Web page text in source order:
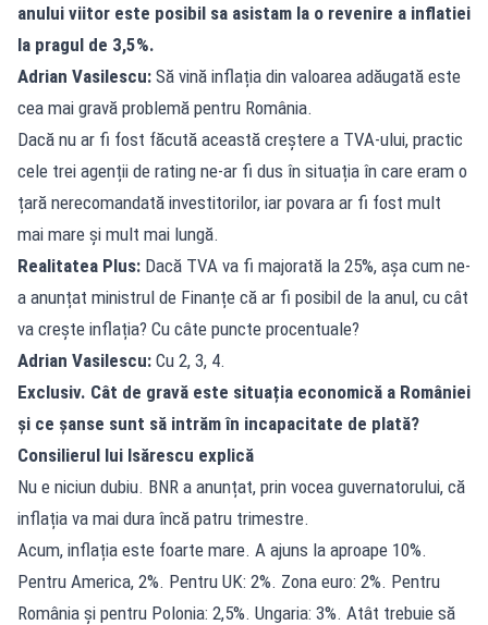
anului viitor este posibil sa asistam la o revenire a inflatiei
la pragul de 3,5%.
Adrian Vasilescu: Să vină inflația din valoarea adăugată este
cea mai gravă problemă pentru România.
Dacă nu ar fi fost făcută această creștere a TVA-ului, practic
cele trei agenții de rating ne-ar fi dus în situația în care eram o
țară nerecomandată investitorilor, iar povara ar fi fost mult
mai mare și mult mai lungă.
Realitatea Plus: Dacă TVA va fi majorată la 25%, așa cum ne-
a anunțat ministrul de Finanțe că ar fi posibil de la anul, cu cât
va crește inflația? Cu câte puncte procentuale?
Adrian Vasilescu: Cu 2, 3, 4.
Exclusiv. Cât de gravă este situația economică a României
și ce șanse sunt să intrăm în incapacitate de plată?
Consilierul lui Isărescu explică
Nu e niciun dubiu. BNR a anunțat, prin vocea guvernatorului, că
inflația va mai dura încă patru trimestre.
Acum, inflația este foarte mare. A ajuns la aproape 10%.
Pentru America, 2%. Pentru UK: 2%. Zona euro: 2%. Pentru
România și pentru Polonia: 2,5%. Ungaria: 3%. Atât trebuie să